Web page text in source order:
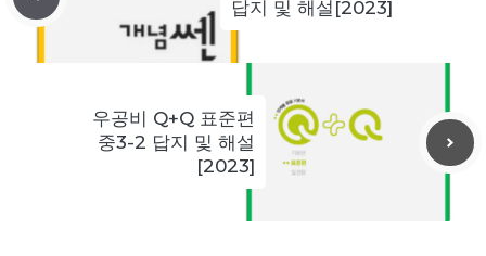
답지 및 해설[2023]
우공비 Q+Q 표준편
중3-2 답지 및 해설
[2023]